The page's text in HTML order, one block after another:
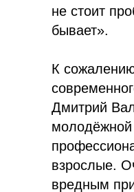
не стоит
бывает».
К
Дмитрий
молодёжной
взрослые.
вредным